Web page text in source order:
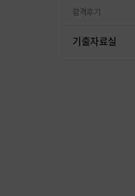
합격후기
기출자료실